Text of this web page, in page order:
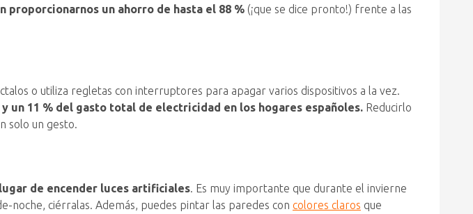
proporcionarnos un ahorro de hasta el 88 % (¡que se dice pronto!) frente a las
o utiliza regletas con interruptores para apagar varios dispositivos a la vez.
un 11 % del gasto total de electricidad en los hogares españoles. Reducirlo
solo un gesto.
de encender luces artificiales. Es muy importante que durante el invierne
noche, ciérralas. Además, puedes pintar las paredes con colores claros que